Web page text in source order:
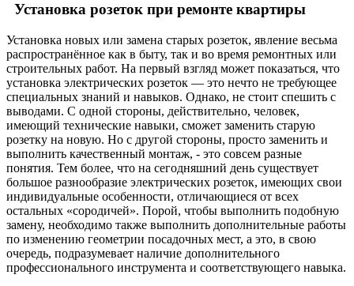
Установка розеток при ремонте квартиры
Установка новых или замена старых розеток, явление весьма
распространённое как в быту, так и во время ремонтных или
строительных работ. На первый взгляд может показаться, что
установка электрических розеток — это нечто не требующее
специальных знаний и навыков. Однако, не стоит спешить с
выводами. С одной стороны, действительно, человек,
имеющий технические навыки, сможет заменить старую
розетку на новую. Но с другой стороны, просто заменить и
выполнить качественный монтаж, - это совсем разные
понятия. Тем более, что на сегодняшний день существует
большое разнообразие электрических розеток, имеющих свои
индивидуальные особенности, отличающиеся от всех
остальных «сородичей». Порой, чтобы выполнить подобную
замену, необходимо также выполнить дополнительные работы
по изменению геометрии посадочных мест, а это, в свою
очередь, подразумевает наличие дополнительного
профессионального инструмента и соответствующего навыка.